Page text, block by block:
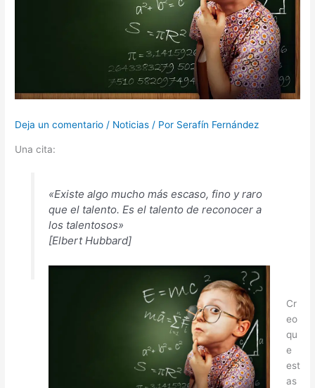
Deja un comentario / Noticias / Por Serafín Fernández
Una cita:
«Existe algo mucho más escaso, fino y raro
que el talento. Es el talento de reconocer a
los talentosos»
[Elbert Hubbard]
Cr
eo
qu
e
est
as